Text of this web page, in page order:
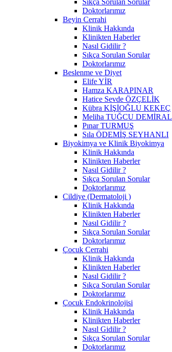
Doktorlarımız
Beyin Cerrahi
Klinik Hakkında
Klinikten Haberler
Nasıl Gidilir ?
Sıkça Sorulan Sorular
Doktorlarımız
Beslenme ve Diyet
Elife YİR
Hamza KARAPINAR
Hatice Sevde ÖZÇELİK
Kübra KİŞİOĞLU KEKEÇ
Meliha TUĞCU DEMİRAL
Pınar TURMUŞ
Sıla ÖDEMİŞ SEYHANLI
Biyokimya ve Klinik Biyokimya
Klinik Hakkında
Klinikten Haberler
Nasıl Gidilir ?
Sıkça Sorulan Sorular
Doktorlarımız
Cildiye (Dermatoloji )
Klinik Hakkında
Klinikten Haberler
Nasıl Gidilir ?
Sıkça Sorulan Sorular
Doktorlarımız
Çocuk Cerrahi
Klinik Hakkında
Klinikten Haberler
Nasıl Gidilir ?
Sıkça Sorulan Sorular
Doktorlarımız
Çocuk Endokrinolojisi
Klinik Hakkında
Klinikten Haberler
Nasıl Gidilir ?
Sıkça Sorulan Sorular
Doktorlarımız